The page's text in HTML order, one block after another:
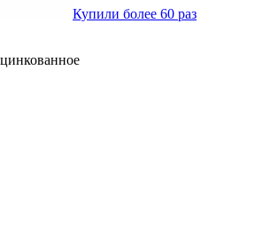
Купили более 60 раз